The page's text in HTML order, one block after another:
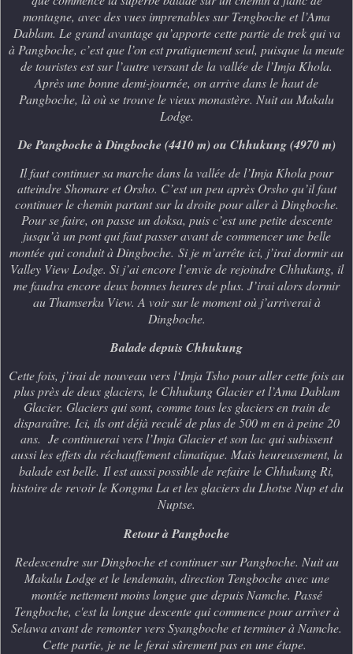
montagne, avec des vues imprenables sur Tengboche et l’Ama
Dablam. Le grand avantage qu’apporte cette partie de trek qui va
à Pangboche, c’est que l’on est pratiquement seul, puisque la meute
de touristes est sur l’autre versant de la vallée de l’Imja Khola.
Après une bonne demi-journée, on arrive dans le haut de
Pangboche, là où se trouve le vieux monastère. Nuit au Makalu
Lodge.
De Pangboche à Dingboche (4410 m) ou Chhukung (4970 m)
Il faut continuer sa marche dans la vallée de l’Imja Khola pour
atteindre Shomare et Orsho. C’est un peu après Orsho qu’il faut
continuer le chemin partant sur la droite pour aller à Dingboche.
Pour se faire, on passe un doksa, puis c’est une petite descente
jusqu’à un pont qui faut passer avant de commencer une belle
montée qui conduit à Dingboche. Si je m’arrête ici, j’irai dormir au
Valley View Lodge. Si j’ai encore l’envie de rejoindre Chhukung, il
me faudra encore deux bonnes heures de plus. J’irai alors dormir
au Thamserku View. A voir sur le moment où j’arriverai à
Dingboche.
Balade depuis Chhukung
Cette fois, j’irai de nouveau vers l‘Imja Tsho pour aller cette fois au
plus près de deux glaciers, le Chhukung Glacier et l’Ama Dablam
Glacier. Glaciers qui sont, comme tous les glaciers en train de
disparaître. Ici, ils ont déjà reculé de plus de 500 m en à peine 20
ans. Je continuerai vers l’Imja Glacier et son lac qui subissent
aussi les effets du réchauffement climatique. Mais heureusement, la
balade est belle. Il est aussi possible de refaire le Chhukung Ri,
histoire de revoir le Kongma La et les glaciers du Lhotse Nup et du
Nuptse.
Retour à Pangboche
Redescendre sur Dingboche et continuer sur Pangboche. Nuit au
Makalu Lodge et le lendemain, direction Tengboche avec une
montée nettement moins longue que depuis Namche. Passé
Tengboche, c'est la longue descente qui commence pour arriver à
Selawa avant de remonter vers Syangboche et terminer à Namche.
Cette partie, je ne le ferai sûrement pas en une étape.